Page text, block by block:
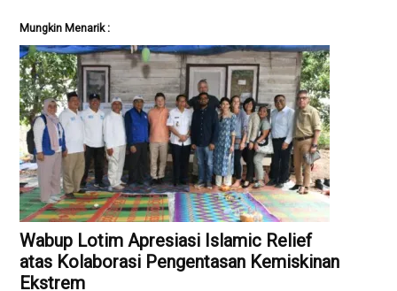
Mungkin Menarik :
Wabup Lotim Apresiasi Islamic Relief
atas Kolaborasi Pengentasan Kemiskinan
Ekstrem